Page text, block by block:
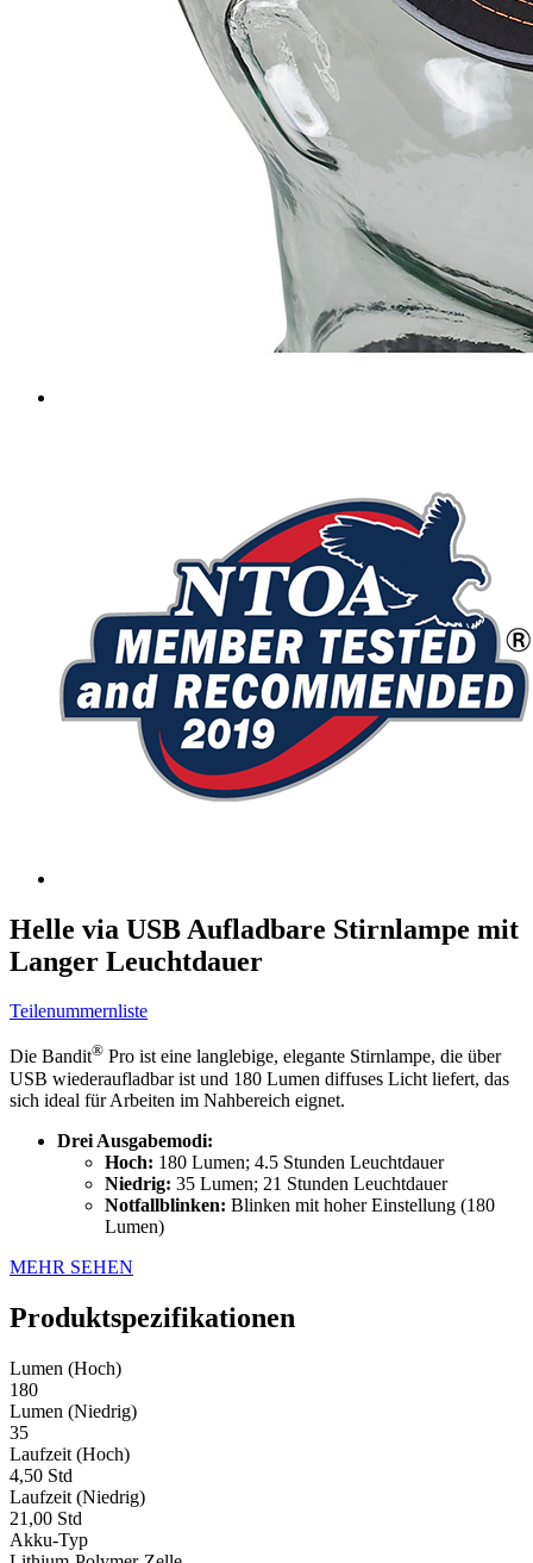
Helle via USB Aufladbare Stirnlampe mit
Langer Leuchtdauer
Teilenummernliste
Die Bandit® Pro ist eine langlebige, elegante Stirnlampe, die über
USB wiederaufladbar ist und 180 Lumen diffuses Licht liefert, das
sich ideal für Arbeiten im Nahbereich eignet.
Drei Ausgabemodi:
Hoch: 180 Lumen; 4.5 Stunden Leuchtdauer
Niedrig: 35 Lumen; 21 Stunden Leuchtdauer
Notfallblinken: Blinken mit hoher Einstellung (180
Lumen)
MEHR SEHEN
Produktspezifikationen
Lumen (Hoch)
180
Lumen (Niedrig)
35
Laufzeit (Hoch)
4,50 Std
Laufzeit (Niedrig)
21,00 Std
Akku-Typ